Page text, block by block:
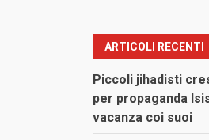
ARTICOLI RECENTI
Piccoli jihadisti
per propaganda
vacanza coi suoi